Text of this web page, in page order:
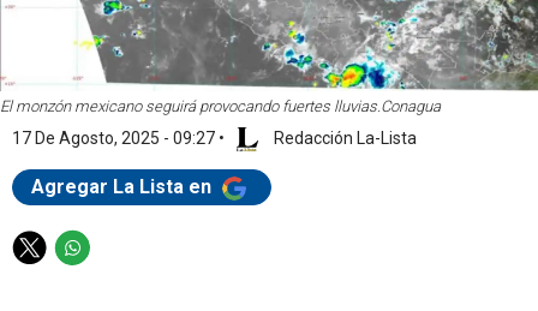
El monzón mexicano seguirá provocando fuertes lluvias.Conagua
17 De Agosto, 2025 - 09:27 • Redacción La-Lista
Agregar La Lista en
T
W